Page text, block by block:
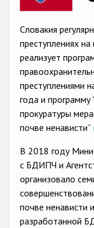
Other hate
Словакия
преступлениях
реализует
преступлениями
года и
прокуратуры
почве ненависти”
В 2018 году
с БДИПЧ и
организовало
почве ненависти
разработанной